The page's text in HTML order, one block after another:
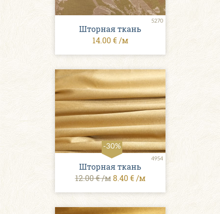
5270
Шторная ткань
14.00 € /м
-30%
4954
Шторная ткань
12.00 € /м 8.40 € /м